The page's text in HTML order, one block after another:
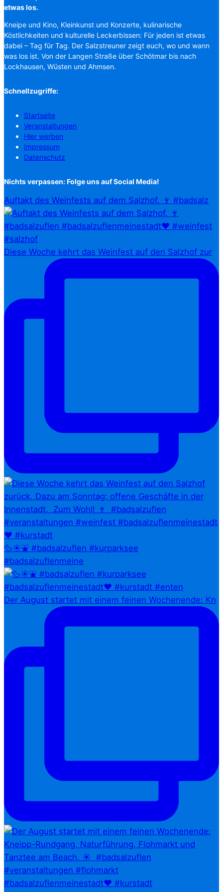
etwas los.
Kneipe und Kino, Kleinkunst und Konzerte, kulinarische
Köstlichkeiten und kulturelle Leckerbissen: Für jeden ist etwas
dabei – Tag für Tag. Der Salzstreuner zeigt euch, wo und wann
was los ist. Von der Langen Straße über Schötmar bis nach
Lockhausen, Wüsten und Ahmsen.
Schnellzugriffe:
Startseite
Veranstaltungen
Hier werben
Impressum
Datenschutz
Nichts verpassen: Folge uns auf Social Media!
Auftakt des Weinfests auf dem Salzhof. 🍷 #badsalz
Diese Woche kehrt das Weinfest auf den Salzhof zur
🦆☀️⛲ #badsalzuflen #kurparksee
#badsalzuflenmeine
Der August startet mit einem feinen Wochenende: Kn